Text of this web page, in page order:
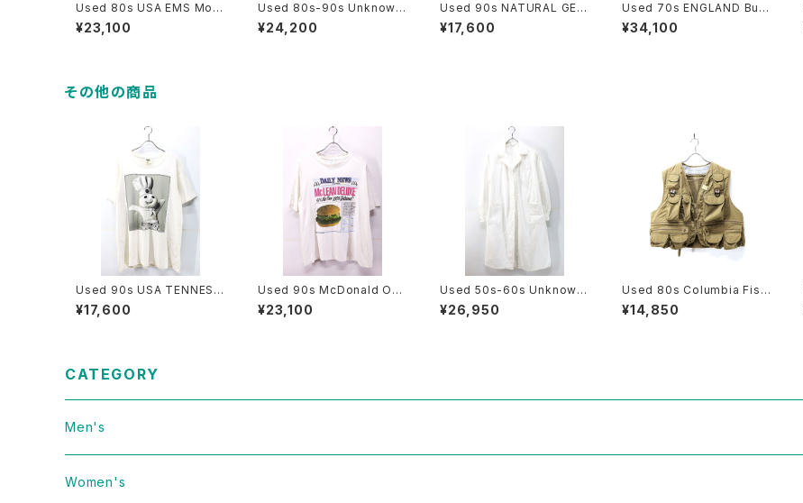
Used 80s USA EMS Mos
s Green Duck Cotton Hu
nting Field Jacket Size L
¥23,100
Used 80s-90s Unknown
Brown Tanned Leather V
alstar Jacket Size 58 XL
¥24,200
Used 90s NATURAL GEA
R Beatiful Real Tree Cam
o Fake Suede Mountain
¥17,600
Used 70s ENGLAND Burb
errys Equivocal Balmaca
an Half Coat Size L 相当
¥34,100
その他の商品
Used 90s USA TENNESS
EE RIVER Doughboy Paro
dy Graphic T-Shirt Size L
¥17,600
Used 90s McDonald Offi
cial News Paper Photo g
raphic T-Shirt Size L 古着
¥23,100
Used 50s-60s Unknown
White Cotton Duster Coa
t Size L 相当 古着
¥26,950
Used 80s Columbia Fishi
ng Gimmick Pocket Vest
Size L 相当 古着
¥14,850
CATEGORY
Men's
Vintage
Women's